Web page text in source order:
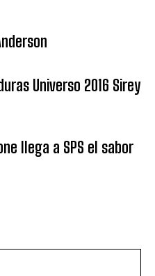
Universo 2016 Sirey
llega a SPS el sabor